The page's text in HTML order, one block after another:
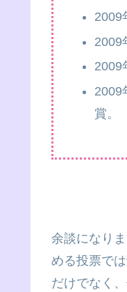
2009
2009
2009
2009
賞。
余談になり
める投票で
だけでなく